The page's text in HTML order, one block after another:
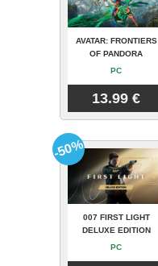
AVATAR: FRONTIERS
OF PANDORA
PC
13.99 €
007 FIRST LIGHT
DELUXE EDITION
PC
-50%